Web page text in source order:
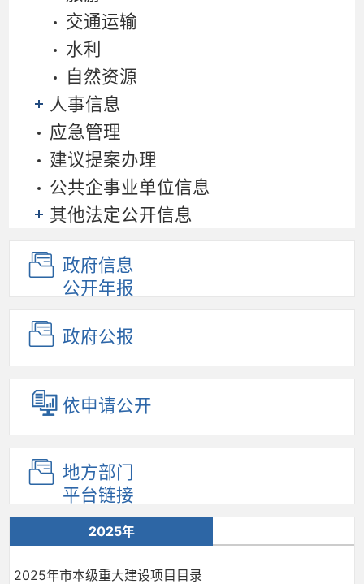
交通运输
水利
自然资源
人事信息
应急管理
建议提案办理
公共企事业单位信息
其他法定公开信息
政府信息
公开年报
政府公报
依申请公开
地方部门
平台链接
2025年
2025年市本级重大建设项目目录